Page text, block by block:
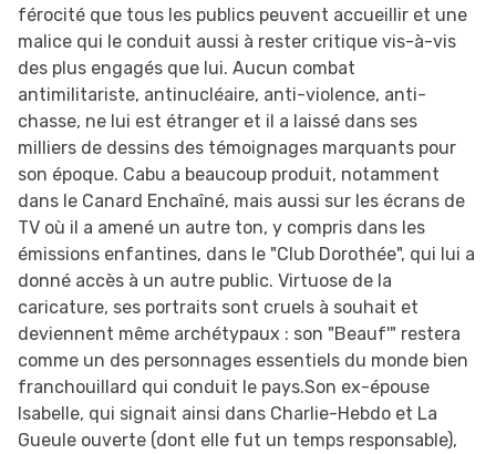
férocité que tous les publics peuvent accueillir et une
malice qui le conduit aussi à rester critique vis-à-vis
des plus engagés que lui. Aucun combat
antimilitariste, antinucléaire, anti-violence, anti-
chasse, ne lui est étranger et il a laissé dans ses
milliers de dessins des témoignages marquants pour
son époque. Cabu a beaucoup produit, notamment
dans le Canard Enchaîné, mais aussi sur les écrans de
TV où il a amené un autre ton, y compris dans les
émissions enfantines, dans le "Club Dorothée", qui lui a
donné accès à un autre public. Virtuose de la
caricature, ses portraits sont cruels à souhait et
deviennent même archétypaux : son "Beauf'" restera
comme un des personnages essentiels du monde bien
franchouillard qui conduit le pays.Son ex-épouse
Isabelle, qui signait ainsi dans Charlie-Hebdo et La
Gueule ouverte (dont elle fut un temps responsable),